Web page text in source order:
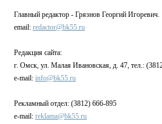
Главный редактор - Грязнов Георгий Игоревич.
email: redactor@bk55.ru
Редакция сайта:
г. Омск, ул. Малая Ивановская, д. 47, тел.:
e-mail: info@bk55.ru
Рекламный отдел: (3812) 666-895
e-mail: reklama@bk55.ru